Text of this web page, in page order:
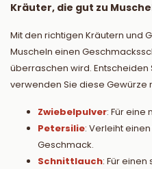
Kräuter, die gut zu
Mit den richtigen Kräutern und
Muscheln einen
überraschen wird. Entscheiden
verwenden Sie diese Gewürze
Zwiebelpulver: Für eine
Petersilie: Verleiht
Geschmack.
Schnittlauch: Für